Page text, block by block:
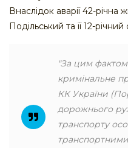
Внаслідок аварії 42-річна
Подільський та її 12-
"За цим фактом
кримінальне
КК України
дорожнього
транспорту